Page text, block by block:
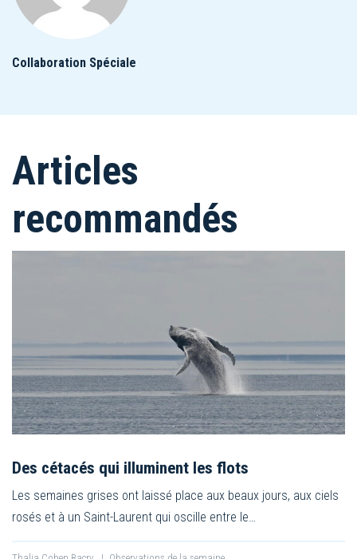
Collaboration Spéciale
Articles
recommandés
Des cétacés qui illuminent les flots
Les semaines grises ont laissé place aux beaux jours, aux ciels
rosés et à un Saint-Laurent qui oscille entre le…